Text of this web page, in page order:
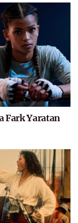
Fark Yaratan